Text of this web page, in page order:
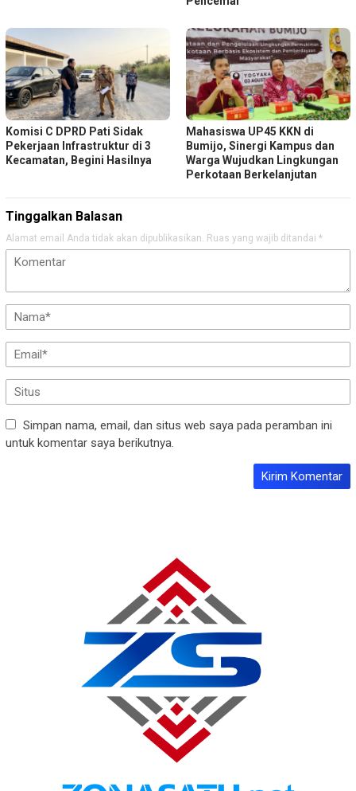
Komisi C DPRD Pati Sidak
Pekerjaan Infrastruktur di 3
Kecamatan, Begini Hasilnya
Mahasiswa UP45 KKN di
Bumijo, Sinergi Kampus dan
Warga Wujudkan Lingkungan
Perkotaan Berkelanjutan
Tinggalkan Balasan
Alamat email Anda tidak akan dipublikasikan. Ruas yang wajib ditandai *
Simpan nama, email, dan situs web saya pada peramban ini
untuk komentar saya berikutnya.